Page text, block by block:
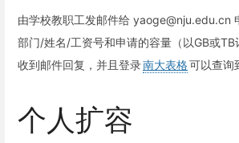
由学校教职工发邮件给 yaoge@nju.edu.cn
部门/姓名/工资号和申请的容量（以GB或TB
收到邮件回复，并且登录南大表格可以查询
个人扩容